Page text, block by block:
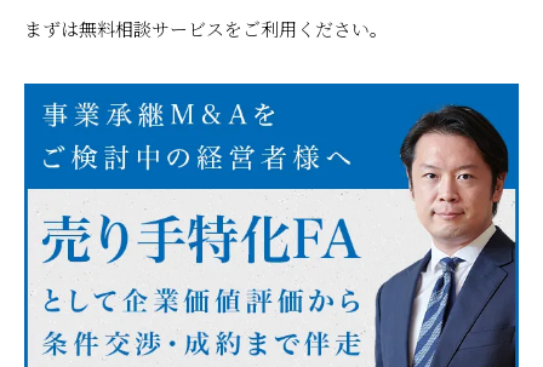
まずは無料相談サービスをご利用ください。